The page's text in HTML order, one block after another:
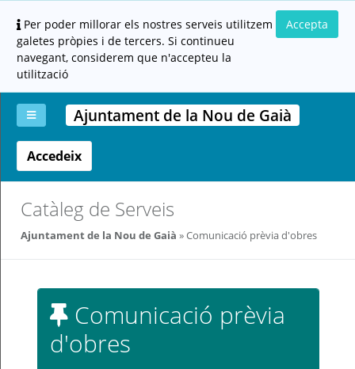
Per poder millorar els nostres serveis utilitzem
galetes pròpies i de tercers. Si continueu
navegant, considerem que n'accepteu la
utilització
Accepta
La
meva
carpeta
Aportar
documentació
Carpeta
ciutadana
(altres
administracions)
Altres
Ajuda
Ajuntament de la Nou de Gaià
Accedeix
Catàleg de Serveis
Ajuntament de la Nou de Gaià Comunicació prèvia d'obres
Comunicació prèvia
d'obres